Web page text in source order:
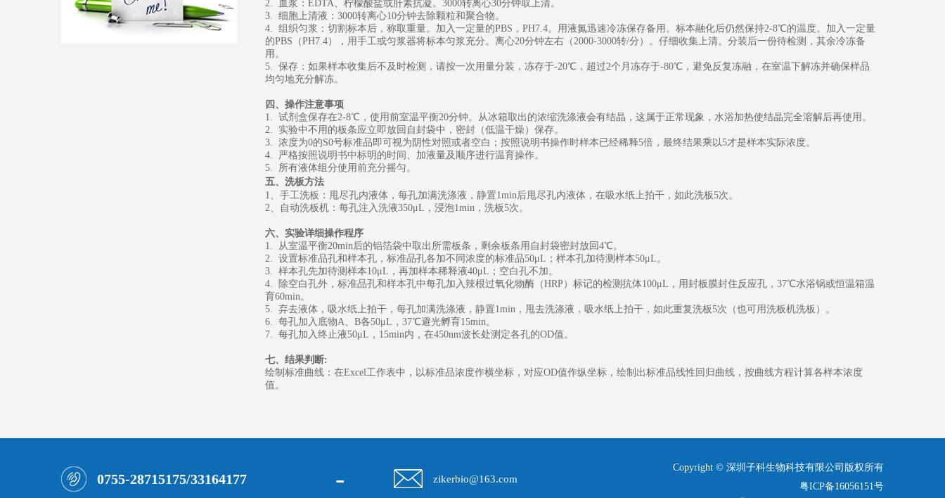
2. 血浆：EDTA、柠檬酸盐或肝素抗凝。3000转离心30分钟取上清。
3. 细胞上清液：3000转离心10分钟去除颗粒和聚合物。
4. 组织匀浆：切割标本后，称取重量。加入一定量的PBS，PH7.4。用液氮迅速冷冻保存备用。标本融化后仍然保持2-8℃的温度。加入一定量
的PBS（PH7.4），用手工或匀浆器将标本匀浆充分。离心20分钟左右（2000-3000转/分）。仔细收集上清。分装后一份待检测，其余冷冻备
用。
5. 保存：如果样本收集后不及时检测，请按一次用量分装，冻存于-20℃， 超过2个月冻存于-80℃，避免反复冻融，在室温下解冻并确保样品
均匀地充分解冻。
四、操作注意事项
1. 试剂盒保存在2-8℃，使用前室温平衡20分钟。从冰箱取出的浓缩洗涤液会有结晶，这属于正常现象，水浴加热使结晶完全溶解后再使用。
2. 实验中不用的板条应立即放回自封袋中，密封（低温干燥）保存。
3. 浓度为0的S0号标准品即可视为阴性对照或者空白；按照说明书操作时样本已经稀释5倍，最终结果乘以5才是样本实际浓度。
4. 严格按照说明书中标明的时间、加液量及顺序进行温育操作。
5. 所有液体组分使用前充分摇匀。
五、 洗板方法
1、 手工洗板：甩尽孔内液体，每孔加满洗涤液，静置1min后甩尽孔内液体，在吸水纸上拍干，如此洗板5次。
2、
自动洗板机：每孔注入洗液350μL，浸泡1min，洗板5次。
六、 实验详细操作程序
1. 从室温平衡20min后的铝箔袋中取出所需板条，剩余板条用自封袋密封放回4℃。
2. 设置标准品孔和样本孔，标准品孔各加不同浓度的标准品50μL；样本孔加待测样本50μL。
3. 样本孔先加待测样本10μL，再加样本稀释液40μL；空白孔不加。
4. 除空白孔外，标准品孔和样本孔中每孔加入辣根过氧化物酶（HRP）标记的检测抗体100μL，用封板膜封住反应孔，37℃水浴锅或恒温箱温
育60min。
5. 弃去液体，吸水纸上拍干，每孔加满洗涤液，静置1min，甩去洗涤液，吸水纸上拍干，如此重复洗板5次（也可用洗板机洗板）。
6. 每孔加入底物A、B各50μL，37℃避光孵育15min。
7. 每孔加入终止液50μL，15min内，在450nm波长处测定各孔的OD值。
七、 结果判断:
绘制标准曲线：在Excel工作表中，以标准品浓度作横坐标，对应OD值作纵坐标，绘制出标准品线性回归曲线，按曲线方程计算各样本浓度
值。
0755-28715175/33164177 - zikerbio@163.com
Copyright © 深圳子科生物科技有限公司版权所有
粤ICP备16056151号